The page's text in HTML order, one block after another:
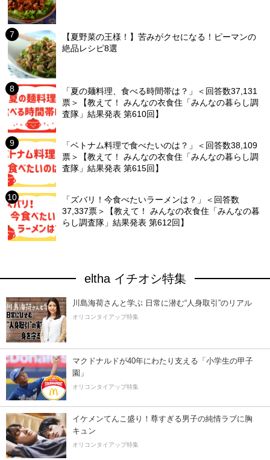
【夏野菜の王様！】苦みがクセになる！ピーマンの
絶品レシピ8選
「夏の麺料理、食べる時間帯は？」＜回答数37,131
票＞【教えて！ みんなの衣食住「みんなの暮らし調
査隊」結果発表 第610回】
「ベトナム料理で食べたいのは？」＜回答数38,109
票＞【教えて！ みんなの衣食住「みんなの暮らし調
査隊」結果発表 第615回】
「ズバリ！今食べたいラーメンは？」＜回答数
37,337票＞【教えて！ みんなの衣食住「みんなの暮
らし調査隊」結果発表 第612回】
eltha イチオシ特集
川島海荷さんと学ぶ 日常に潜む“人身取引”のリアル
オリコンタイアップ特集
マクドナルドが40年にわたり支える「小学生の甲子
園」
オリコンタイアップ特集
イケメンてんこ盛り！尊すぎる男子の純情ラブに胸
キュン
オリコンタイアップ特集